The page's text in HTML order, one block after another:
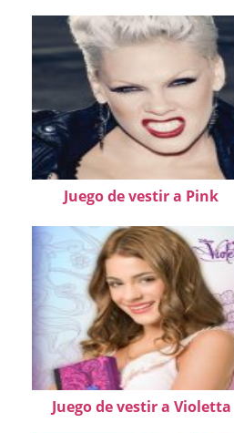
Juego de vestir a Pink
Juego de vestir a Violetta